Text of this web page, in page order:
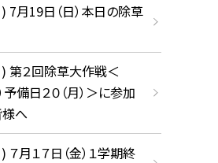
7月19日（日）本日の除草
第２回除草大作戦＜
予備日２０（月）＞に参加
へ
月１７日（金）１学期終